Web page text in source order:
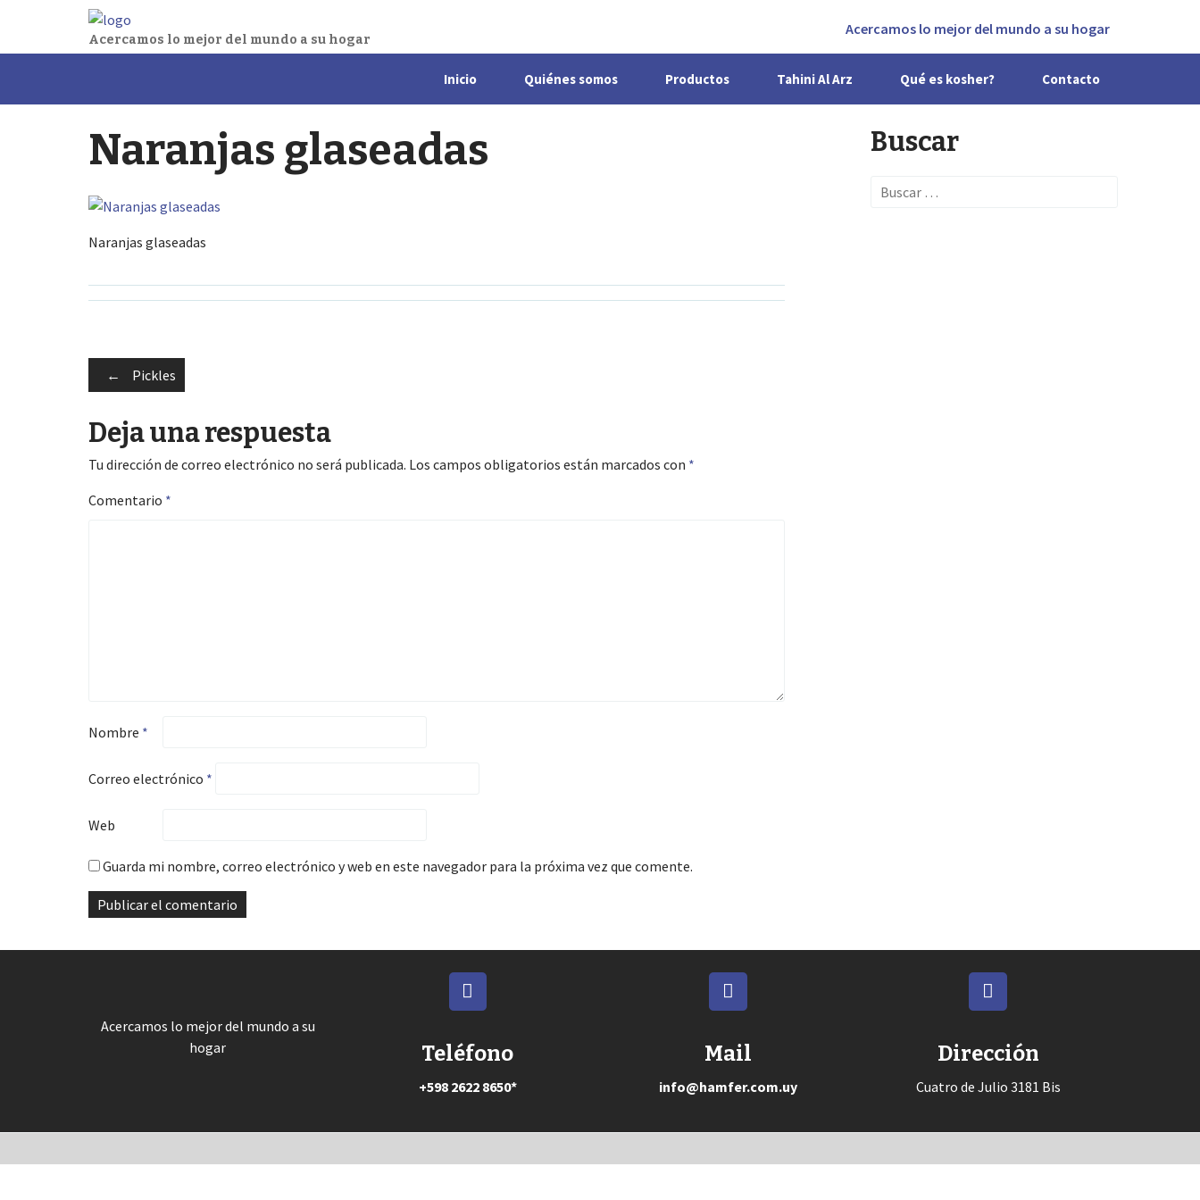
Acercamos lo mejor del mundo a su hogar
Acercamos lo mejor del mundo a su hogar
content
Inicio Quiénes somos Productos Tahini Al Arz Qué es kosher? Contacto
Naranjas glaseadas
Naranjas glaseadas
Post
navigation
← Pickles
Deja una respuesta
Tu dirección de correo electrónico no será publicada. Los campos obligatorios están marcados con *
Comentario *
Nombre *
Correo electrónico *
Web
Guarda mi nombre, correo electrónico y web en este navegador para la próxima vez que comente.
Buscar
Search
Acercamos lo mejor del mundo a su
hogar
Teléfono
+598 2622 8650*
Mail
info@hamfer.com.uy
Dirección
Cuatro de Julio 3181 Bis